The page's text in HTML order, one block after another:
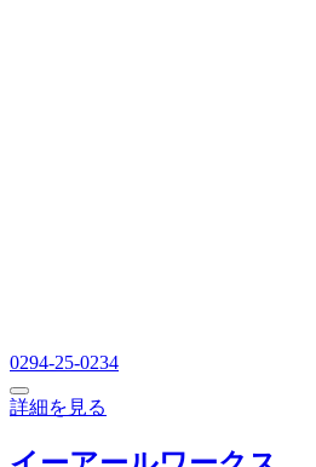
0294-25-0234
詳細を見る